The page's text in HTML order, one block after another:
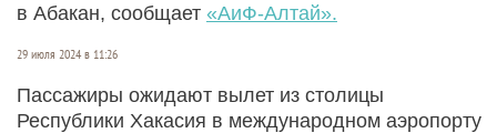
в Абакан, сообщает «АиФ-Алтай».
29 июля 2024 в 11:26
Пассажиры ожидают вылет из столицы
Республики Хакасия в международном аэропорту